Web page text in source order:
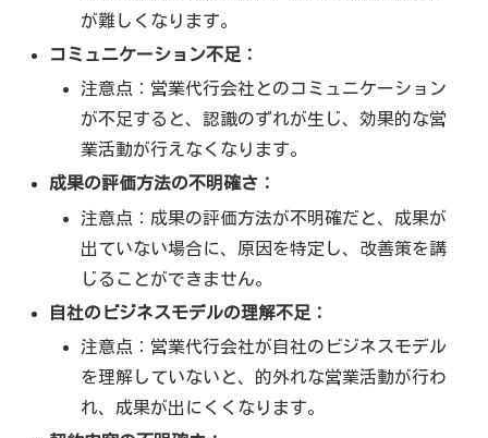
が難しくなります。
コミュニケーション不足：
注意点：営業代行会社とのコミュニケーション
が不足すると、認識のずれが生じ、効果的な営
業活動が行えなくなります。
成果の評価方法の不明確さ：
注意点：成果の評価方法が不明確だと、成果が
出ていない場合に、原因を特定し、改善策を講
じることができません。
自社のビジネスモデルの理解不足：
注意点：営業代行会社が自社のビジネスモデル
を理解していないと、的外れな営業活動が行わ
れ、成果が出にくくなります。